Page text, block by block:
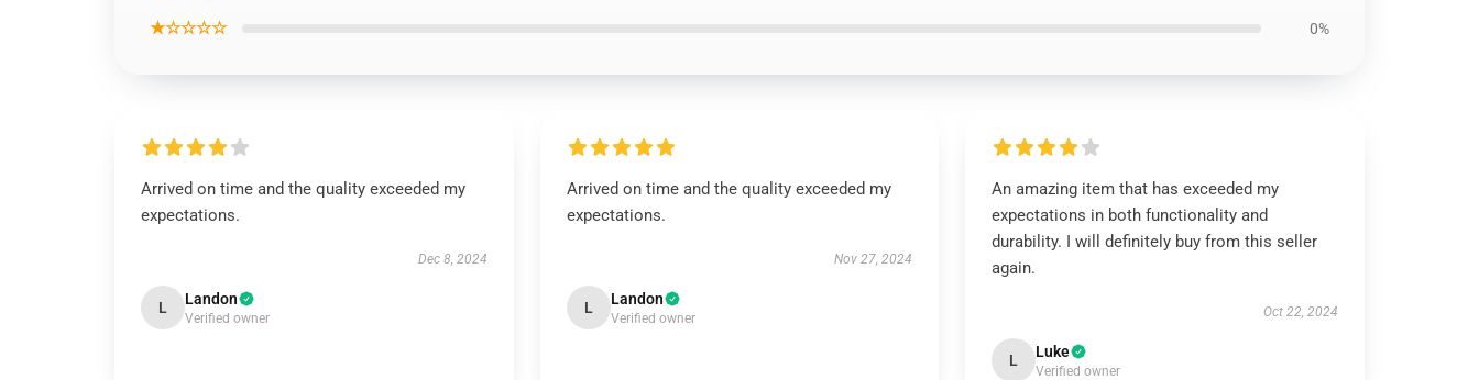
★☆☆☆☆ 0%
Arrived on time and the quality exceeded my
expectations.
Dec 8, 2024
L Landon
Verified owner
Arrived on time and the quality exceeded my
expectations.
Nov 27, 2024
L Landon
Verified owner
An amazing item that has exceeded my
expectations in both functionality and
durability. I will definitely buy from this seller
again.
Oct 22, 2024
L Luke
Verified owner